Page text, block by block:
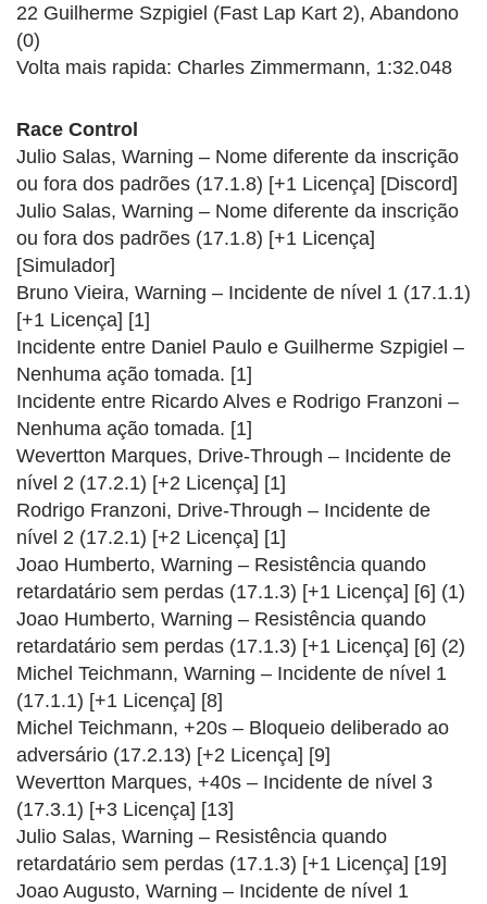
22 Guilherme Szpigiel (Fast Lap Kart 2), Abandono
(0)
Volta mais rapida: Charles Zimmermann, 1:32.048
Race Control
Julio Salas, Warning – Nome diferente da inscrição
ou fora dos padrões (17.1.8) [+1 Licença] [Discord]
Julio Salas, Warning – Nome diferente da inscrição
ou fora dos padrões (17.1.8) [+1 Licença]
[Simulador]
Bruno Vieira, Warning – Incidente de nível 1 (17.1.1)
[+1 Licença] [1]
Incidente entre Daniel Paulo e Guilherme Szpigiel –
Nenhuma ação tomada. [1]
Incidente entre Ricardo Alves e Rodrigo Franzoni –
Nenhuma ação tomada. [1]
Wevertton Marques, Drive-Through – Incidente de
nível 2 (17.2.1) [+2 Licença] [1]
Rodrigo Franzoni, Drive-Through – Incidente de
nível 2 (17.2.1) [+2 Licença] [1]
Joao Humberto, Warning – Resistência quando
retardatário sem perdas (17.1.3) [+1 Licença] [6] (1)
Joao Humberto, Warning – Resistência quando
retardatário sem perdas (17.1.3) [+1 Licença] [6] (2)
Michel Teichmann, Warning – Incidente de nível 1
(17.1.1) [+1 Licença] [8]
Michel Teichmann, +20s – Bloqueio deliberado ao
adversário (17.2.13) [+2 Licença] [9]
Wevertton Marques, +40s – Incidente de nível 3
(17.3.1) [+3 Licença] [13]
Julio Salas, Warning – Resistência quando
retardatário sem perdas (17.1.3) [+1 Licença] [19]
Joao Augusto, Warning – Incidente de nível 1